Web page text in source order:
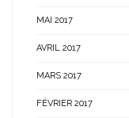
MAI 2017
AVRIL 2017
MARS 2017
FÉVRIER 2017